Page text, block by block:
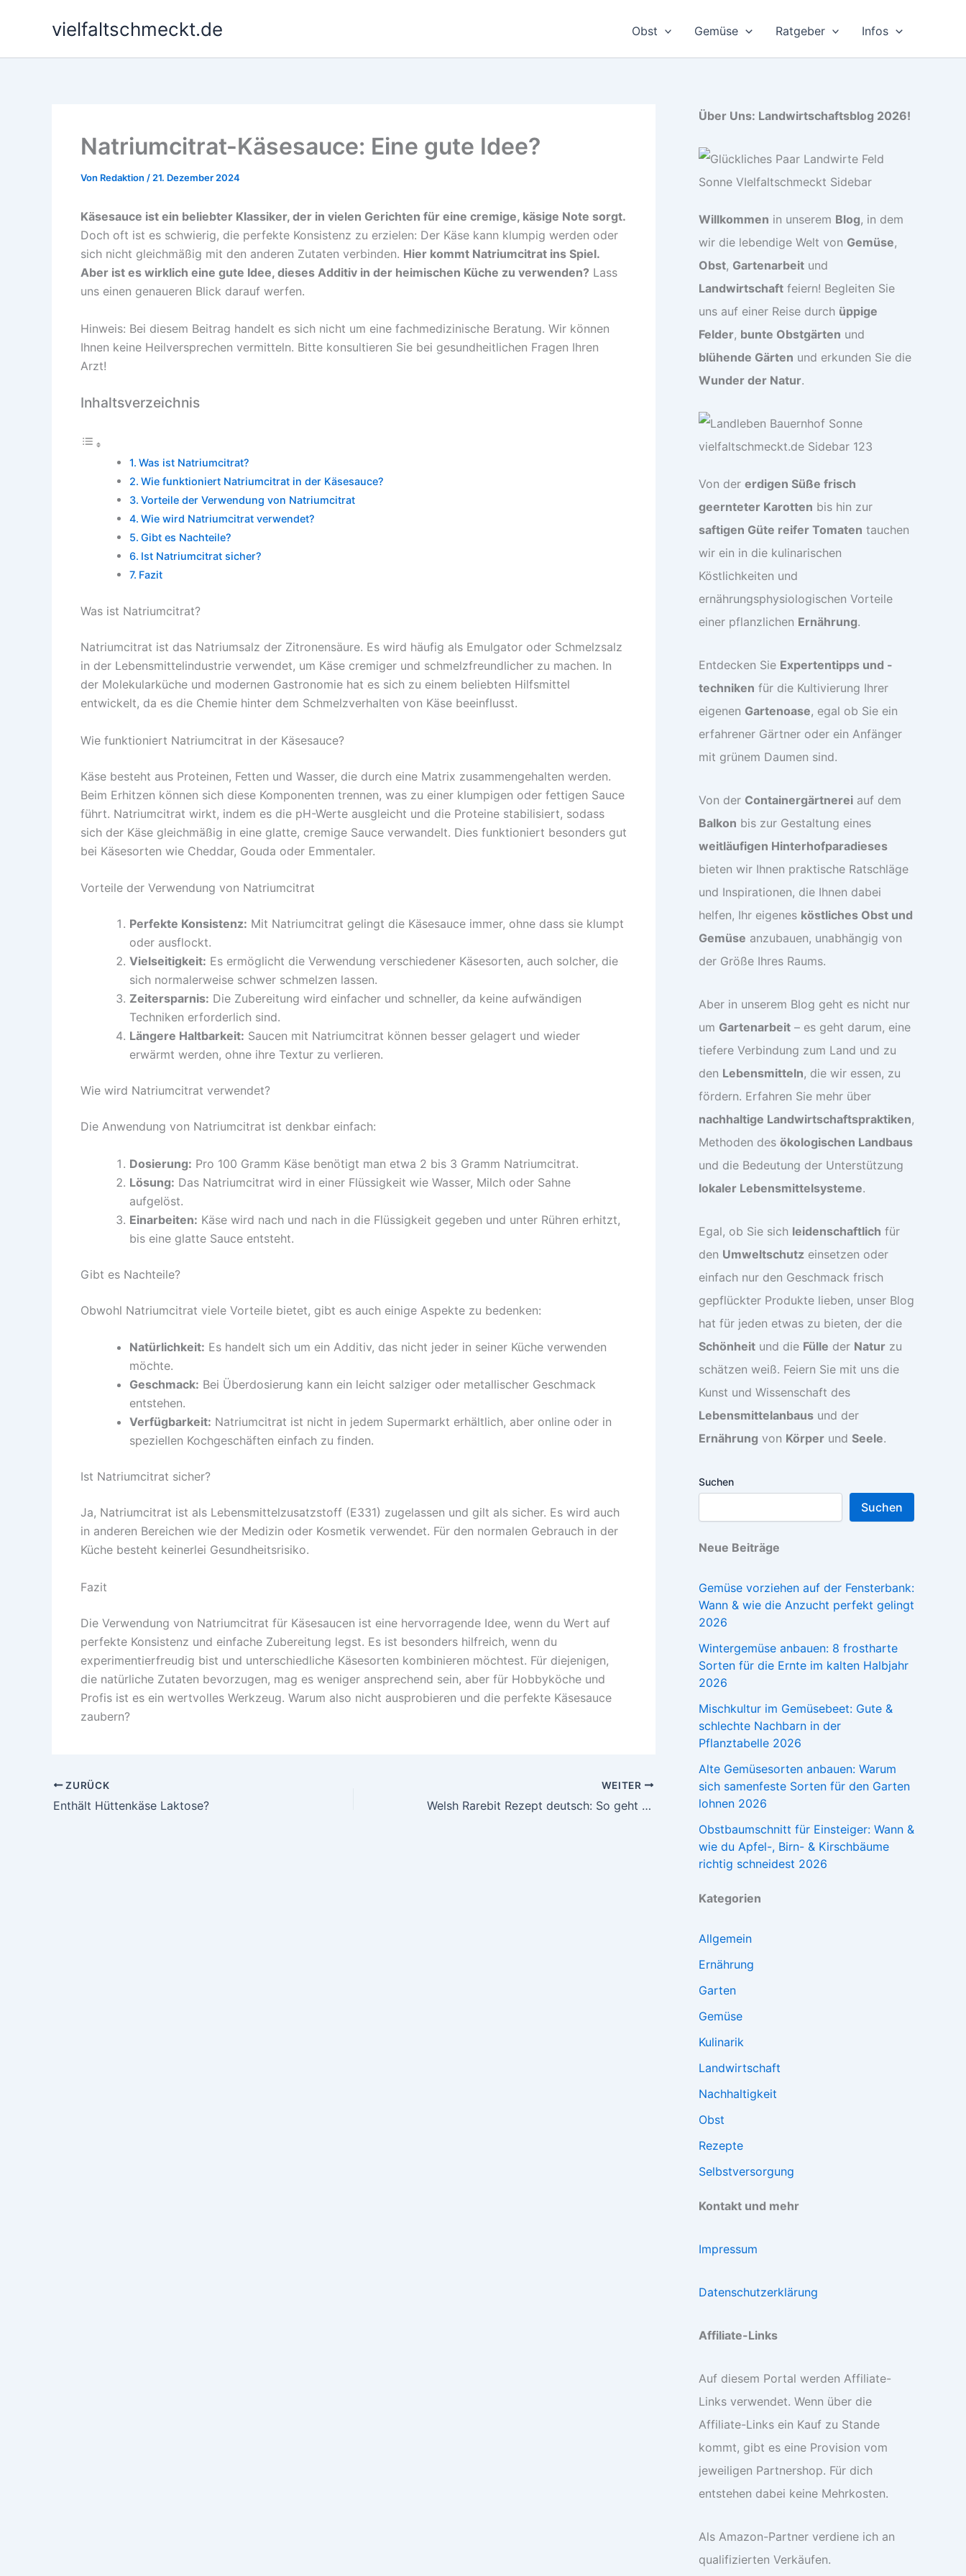
vielfaltschmeckt.de Obst Gemüse Ratgeber Infos
Natriumcitrat-Käsesauce: Eine gute Idee?
Von Redaktion / 21. Dezember 2024
Käsesauce ist ein beliebter Klassiker, der in vielen Gerichten für eine cremige, käsige Note sorgt.
Doch oft ist es schwierig, die perfekte Konsistenz zu erzielen: Der Käse kann klumpig werden oder
sich nicht gleichmäßig mit den anderen Zutaten verbinden. Hier kommt Natriumcitrat ins Spiel.
Aber ist es wirklich eine gute Idee, dieses Additiv in der heimischen Küche zu verwenden? Lass
uns einen genaueren Blick darauf werfen.
Hinweis: Bei diesem Beitrag handelt es sich nicht um eine fachmedizinische Beratung. Wir können
Ihnen keine Heilversprechen vermitteln. Bitte konsultieren Sie bei gesundheitlichen Fragen Ihren
Arzt!
Inhaltsverzeichnis
Was ist Natriumcitrat?
Wie funktioniert Natriumcitrat in der Käsesauce?
Vorteile der Verwendung von Natriumcitrat
Wie wird Natriumcitrat verwendet?
Gibt es Nachteile?
Ist Natriumcitrat sicher?
Fazit
Was ist Natriumcitrat?
Natriumcitrat ist das Natriumsalz der Zitronensäure. Es wird häufig als Emulgator oder Schmelzsalz
in der Lebensmittelindustrie verwendet, um Käse cremiger und schmelzfreundlicher zu machen. In
der Molekularküche und modernen Gastronomie hat es sich zu einem beliebten Hilfsmittel
entwickelt, da es die Chemie hinter dem Schmelzverhalten von Käse beeinflusst.
Wie funktioniert Natriumcitrat in der Käsesauce?
Käse besteht aus Proteinen, Fetten und Wasser, die durch eine Matrix zusammengehalten werden.
Beim Erhitzen können sich diese Komponenten trennen, was zu einer klumpigen oder fettigen Sauce
führt. Natriumcitrat wirkt, indem es die pH-Werte ausgleicht und die Proteine stabilisiert, sodass
sich der Käse gleichmäßig in eine glatte, cremige Sauce verwandelt. Dies funktioniert besonders gut
bei Käsesorten wie Cheddar, Gouda oder Emmentaler.
Vorteile der Verwendung von Natriumcitrat
Perfekte Konsistenz: Mit Natriumcitrat gelingt die Käsesauce immer, ohne dass sie klumpt
oder ausflockt.
Vielseitigkeit: Es ermöglicht die Verwendung verschiedener Käsesorten, auch solcher, die
sich normalerweise schwer schmelzen lassen.
Zeitersparnis: Die Zubereitung wird einfacher und schneller, da keine aufwändigen
Techniken erforderlich sind.
Längere Haltbarkeit: Saucen mit Natriumcitrat können besser gelagert und wieder
erwärmt werden, ohne ihre Textur zu verlieren.
Wie wird Natriumcitrat verwendet?
Die Anwendung von Natriumcitrat ist denkbar einfach:
Dosierung: Pro 100 Gramm Käse benötigt man etwa 2 bis 3 Gramm Natriumcitrat.
Lösung: Das Natriumcitrat wird in einer Flüssigkeit wie Wasser, Milch oder Sahne
aufgelöst.
Einarbeiten: Käse wird nach und nach in die Flüssigkeit gegeben und unter Rühren erhitzt,
bis eine glatte Sauce entsteht.
Gibt es Nachteile?
Obwohl Natriumcitrat viele Vorteile bietet, gibt es auch einige Aspekte zu bedenken:
Natürlichkeit: Es handelt sich um ein Additiv, das nicht jeder in seiner Küche verwenden
möchte.
Geschmack: Bei Überdosierung kann ein leicht salziger oder metallischer Geschmack
entstehen.
Verfügbarkeit: Natriumcitrat ist nicht in jedem Supermarkt erhältlich, aber online oder in
speziellen Kochgeschäften einfach zu finden.
Ist Natriumcitrat sicher?
Ja, Natriumcitrat ist als Lebensmittelzusatzstoff (E331) zugelassen und gilt als sicher. Es wird auch
in anderen Bereichen wie der Medizin oder Kosmetik verwendet. Für den normalen Gebrauch in der
Küche besteht keinerlei Gesundheitsrisiko.
Fazit
Die Verwendung von Natriumcitrat für Käsesaucen ist eine hervorragende Idee, wenn du Wert auf
perfekte Konsistenz und einfache Zubereitung legst. Es ist besonders hilfreich, wenn du
experimentierfreudig bist und unterschiedliche Käsesorten kombinieren möchtest. Für diejenigen,
die natürliche Zutaten bevorzugen, mag es weniger ansprechend sein, aber für Hobbyköche und
Profis ist es ein wertvolles Werkzeug. Warum also nicht ausprobieren und die perfekte Käsesauce
zaubern?
ZURÜCK
Enthält Hüttenkäse Laktose?
WEITER
Welsh Rarebit Rezept deutsch: So geht das Gericht
Über Uns: Landwirtschaftsblog 2026!
Willkommen in unserem Blog, in dem
wir die lebendige Welt von Gemüse,
Obst, Gartenarbeit und
Landwirtschaft feiern! Begleiten Sie
uns auf einer Reise durch üppige
Felder, bunte Obstgärten und
blühende Gärten und erkunden Sie die
Wunder der Natur.
Von der erdigen Süße frisch
geernteter Karotten bis hin zur
saftigen Güte reifer Tomaten tauchen
wir ein in die kulinarischen
Köstlichkeiten und
ernährungsphysiologischen Vorteile
einer pflanzlichen Ernährung.
Entdecken Sie Expertentipps und -
techniken für die Kultivierung Ihrer
eigenen Gartenoase, egal ob Sie ein
erfahrener Gärtner oder ein Anfänger
mit grünem Daumen sind.
Von der Containergärtnerei auf dem
Balkon bis zur Gestaltung eines
weitläufigen Hinterhofparadieses
bieten wir Ihnen praktische Ratschläge
und Inspirationen, die Ihnen dabei
helfen, Ihr eigenes köstliches Obst und
Gemüse anzubauen, unabhängig von
der Größe Ihres Raums.
Aber in unserem Blog geht es nicht nur
um Gartenarbeit – es geht darum, eine
tiefere Verbindung zum Land und zu
den Lebensmitteln, die wir essen, zu
fördern. Erfahren Sie mehr über
nachhaltige Landwirtschaftspraktiken,
Methoden des ökologischen Landbaus
und die Bedeutung der Unterstützung
lokaler Lebensmittelsysteme.
Egal, ob Sie sich leidenschaftlich für
den Umweltschutz einsetzen oder
einfach nur den Geschmack frisch
gepflückter Produkte lieben, unser Blog
hat für jeden etwas zu bieten, der die
Schönheit und die Fülle der Natur zu
schätzen weiß. Feiern Sie mit uns die
Kunst und Wissenschaft des
Lebensmittelanbaus und der
Ernährung von Körper und Seele.
Suchen
Suchen
Neue Beiträge
Gemüse vorziehen auf der Fensterbank:
Wann & wie die Anzucht perfekt gelingt
2026
Wintergemüse anbauen: 8 frostharte
Sorten für die Ernte im kalten Halbjahr
2026
Mischkultur im Gemüsebeet: Gute &
schlechte Nachbarn in der
Pflanztabelle 2026
Alte Gemüsesorten anbauen: Warum
sich samenfeste Sorten für den Garten
lohnen 2026
Obstbaumschnitt für Einsteiger: Wann &
wie du Apfel-, Birn- & Kirschbäume
richtig schneidest 2026
Kategorien
Allgemein
Ernährung
Garten
Gemüse
Kulinarik
Landwirtschaft
Nachhaltigkeit
Obst
Rezepte
Selbstversorgung
Kontakt und mehr
Impressum
Datenschutzerklärung
Affiliate-Links
Auf diesem Portal werden Affiliate-
Links verwendet. Wenn über die
Affiliate-Links ein Kauf zu Stande
kommt, gibt es eine Provision vom
jeweiligen Partnershop. Für dich
entstehen dabei keine Mehrkosten.
Als Amazon-Partner verdiene ich an
qualifizierten Verkäufen.